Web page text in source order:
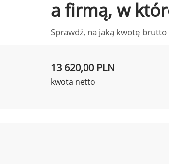
a firmą, w
Sprawdź, na jaką kwotę
13 620,00 PLN
kwota netto